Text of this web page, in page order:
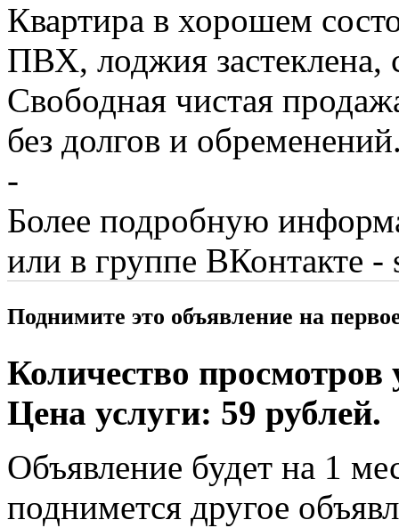
Квартира в хорошем
ПВХ, лоджия застеклена,
Свободная чистая
без долгов и
-
Более подробную
или в группе ВКонтакте -
Поднимите это объявление на
Количество просмотров
Цена услуги: 59 рублей.
Объявление будет на 1
поднимется другое